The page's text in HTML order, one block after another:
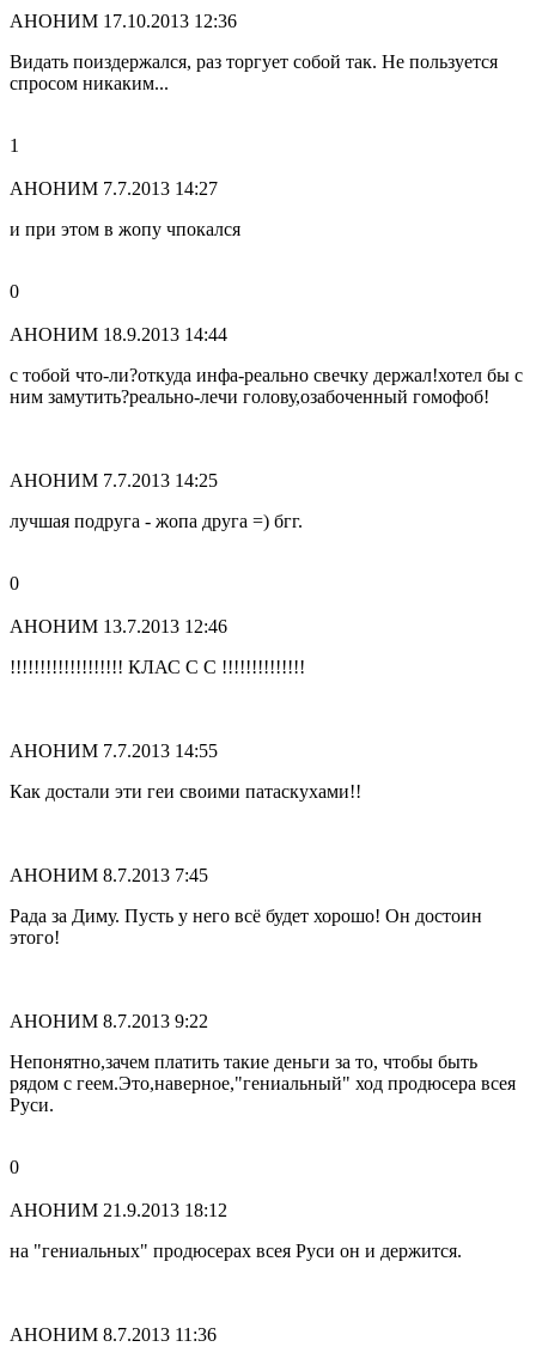
АНОНИМ 17.10.2013 12:36
Видать поиздержался, раз торгует собой так. Не пользуется
спросом никаким...
1
АНОНИМ 7.7.2013 14:27
и при этом в жопу чпокался
0
АНОНИМ 18.9.2013 14:44
с тобой что-ли?откуда инфа-реально свечку держал!хотел бы с
ним замутить?реально-лечи голову,озабоченный гомофоб!
АНОНИМ 7.7.2013 14:25
лучшая подруга - жопа друга =) бгг.
0
АНОНИМ 13.7.2013 12:46
!!!!!!!!!!!!!!!!!!! КЛАС С С !!!!!!!!!!!!!!
АНОНИМ 7.7.2013 14:55
Как достали эти геи своими патаскухами!!
АНОНИМ 8.7.2013 7:45
Рада за Диму. Пусть у него всё будет хорошо! Он достоин
этого!
АНОНИМ 8.7.2013 9:22
Непонятно,зачем платить такие деньги за то, чтобы быть
рядом с геем.Это,наверное,"гениальный" ход продюсера всея
Руси.
0
АНОНИМ 21.9.2013 18:12
на "гениальных" продюсерах всея Руси он и держится.
АНОНИМ 8.7.2013 11:36